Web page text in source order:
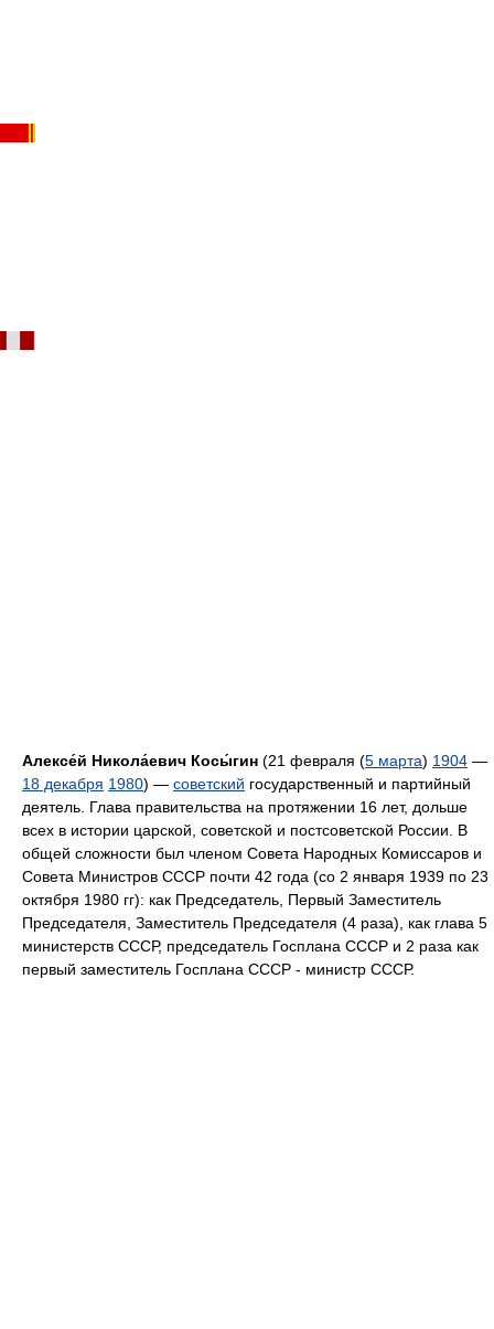
Алексе́й Никола́евич Косы́гин (21 февраля (5 марта) 1904 —
18 декабря 1980) — советский государственный и партийный
деятель. Глава правительства на протяжении 16 лет, дольше
всех в истории царской, советской и постсоветской России. В
общей сложности был членом Совета Народных Комиссаров и
Совета Министров СССР почти 42 года (со 2 января 1939 по 23
октября 1980 гг): как Председатель, Первый Заместитель
Председателя, Заместитель Председателя (4 раза), как глава 5
министерств СССР, председатель Госплана СССР и 2 раза как
первый заместитель Госплана СССР - министр СССР.